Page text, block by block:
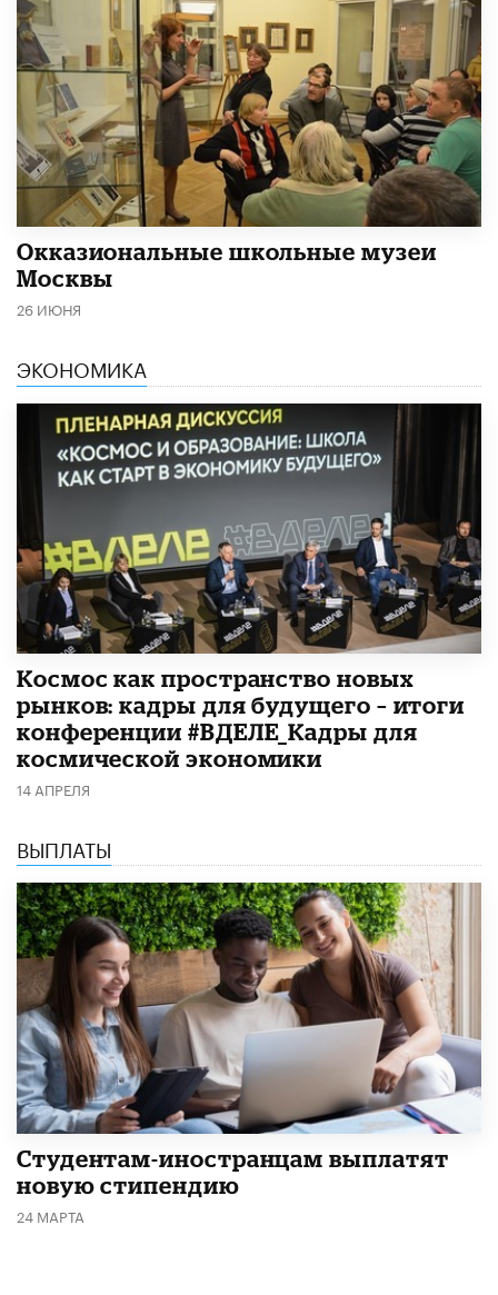
​Окказиональные школьные музеи
Москвы
26 ИЮНЯ
ЭКОНОМИКА
Космос как пространство новых
рынков: кадры для будущего – итоги
конференции #ВДЕЛЕ_Кадры для
космической экономики
14 АПРЕЛЯ
ВЫПЛАТЫ
Студентам-иностранцам выплатят
новую стипендию
24 МАРТА